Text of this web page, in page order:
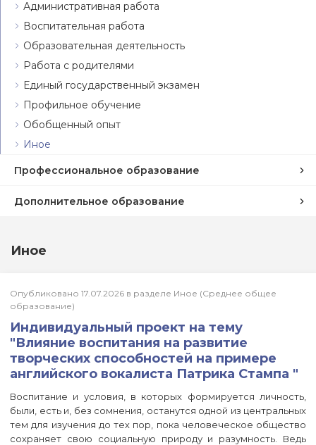
Административная работа
Воспитательная работа
Образовательная деятельность
Работа с родителями
Единый государственный экзамен
Профильное обучение
Обобщенный опыт
Иное
Профессиональное образование
Дополнительное образование
Иное
Опубликовано 17.07.2026 в разделе Иное (Среднее общее
образование)
Индивидуальный проект на тему
"Влияние воспитания на развитие
творческих способностей на примере
английского вокалиста Патрика Стампа "
Воспитание и условия, в которых формируется личность,
были, есть и, без сомнения, останутся одной из центральных
тем для изучения до тех пор, пока человеческое общество
сохраняет свою социальную природу и разумность. Ведь